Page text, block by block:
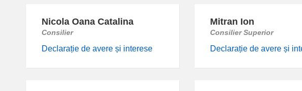
Nicola Oana Catalina
Consilier
Declarație de avere și interese
Mitran Ion
Consilier Superior
Declarație de avere și